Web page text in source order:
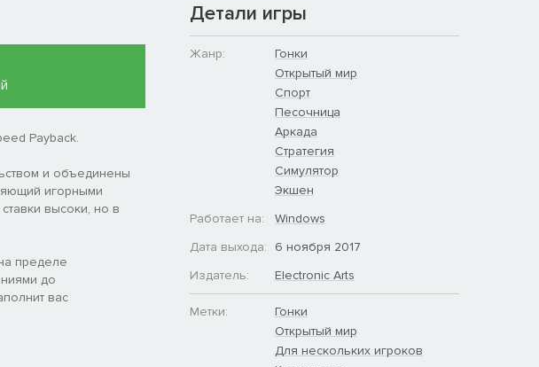
Payback.
и объединены
игорными
высоки, но в
пределе
до
вас
Детали игры
Жанр:
Гонки
Открытый мир
Спорт
Песочница
Аркада
Стратегия
Симулятор
Экшен
Работает на:
Windows
Дата выхода:
6 ноября 2017
Издатель:
Electronic Arts
Метки:
Гонки
Открытый мир
Для нескольких игроков